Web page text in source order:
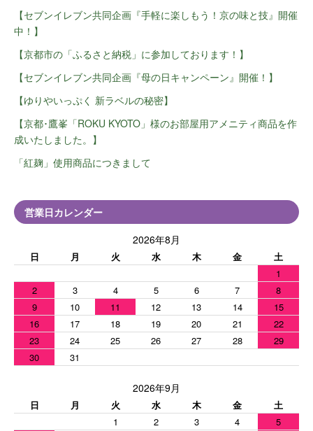
【セブンイレブン共同企画『手軽に楽しもう！京の味と技』開催
中！】
【京都市の「ふるさと納税」に参加しております！】
【セブンイレブン共同企画『母の日キャンペーン』開催！】
【ゆりやいっぷく 新ラベルの秘密】
【京都･鷹峯「ROKU KYOTO」様のお部屋用アメニティ商品を作
成いたしました。】
「紅麹」使用商品につきまして
営業日カレンダー
2026年8月
日 月 火 水 木 金
土
1
2
3 4 5 6 7
8
9
10 11 12 13 14
15
16
17 18 19 20 21
22
23
24 25 26 27 28
29
30
31
2026年9月
日 月 火 水 木 金
土
1
2 3 4
5